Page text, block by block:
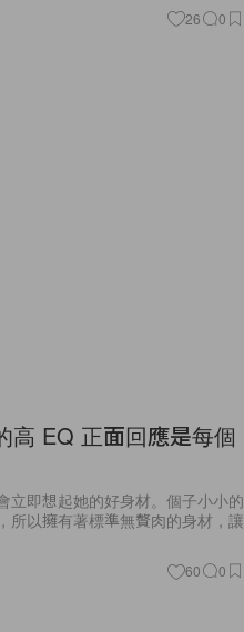
26 0
高 EQ 正面回應是每個
立即想起她的好身材。個子小小的
所以擁有著標準無贅肉的身材，讓
60 0